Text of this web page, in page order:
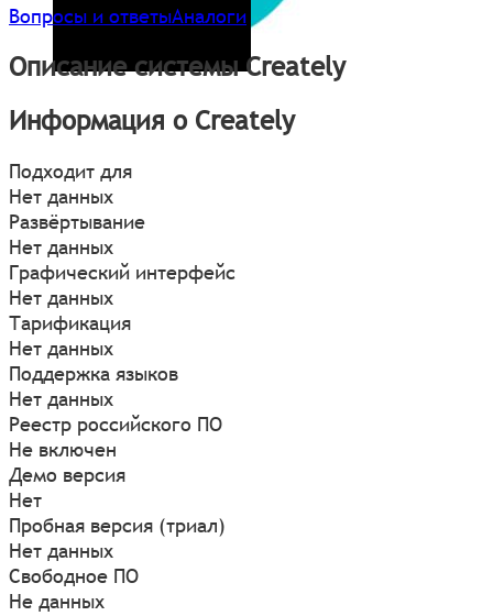
Вопросы и ответыАналоги
Описание системы Creately
Информация о Creately
Подходит для
Нет данных
Развёртывание
Нет данных
Графический интерфейс
Нет данных
Тарификация
Нет данных
Поддержка языков
Нет данных
Реестр российского ПО
Не включен
Демо версия
Нет
Пробная версия (триал)
Нет данных
Свободное ПО
Не данных